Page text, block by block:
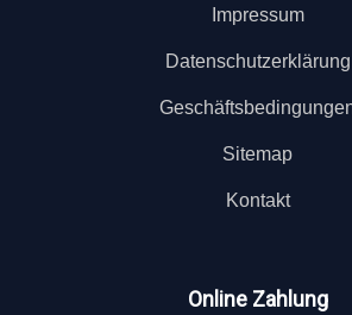
Impressum
Datenschutzerklärung
Sitemap
Kontakt
Online Zahlung